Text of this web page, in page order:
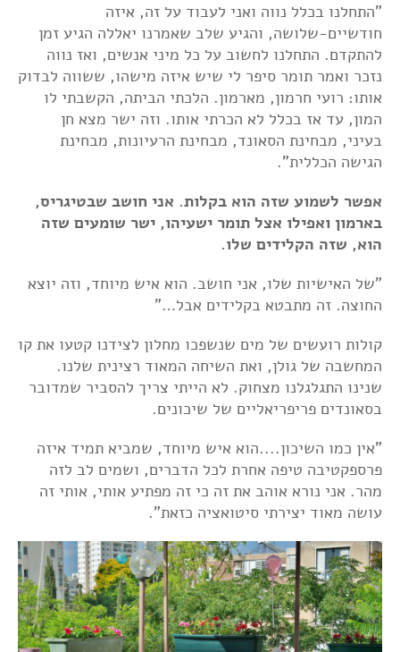
"התחלנו בכלל נווה ואני לעבוד על זה, איזה
חודשיים-שלושה, והגיע שלב שאמרנו יאללה הגיע זמן
להתקדם. התחלנו לחשוב על כל מיני אנשים, ואז נווה
נזכר ואמר תומר סיפר לי שיש איזה מישהו, ששווה לבדוק
אותו: רועי חרמון, מארמון. הלכתי הביתה, הקשבתי לו
המון, עד אז בכלל לא הכרתי אותו. וזה ישר מצא חן
בעיני, מבחינת הסאונד, מבחינת הרעיונות, מבחינת
הגישה הכללית".
אפשר לשמוע שזה הוא בקלות. אני חושב שבטיגריס,
בארמון ואפילו אצל תומר ישעיהו, ישר שומעים שזה
הוא, שזה הקלידים שלו.
"של האישיות שלו, אני חושב. הוא איש מיוחד, וזה יוצא
החוצה. זה מתבטא בקלידים אבל…"
קולות רועשים של מים שנשפכו מחלון לצידנו קטעו את קו
המחשבה של גולן, ואת השיחה המאוד רצינית שלנו.
שנינו התגלגלנו מצחוק. לא הייתי צריך להסביר שמדובר
בסאונדים פריפריאליים של שיכונים.
"אין כמו השיכון....הוא איש מיוחד, שמביא תמיד איזה
פרספקטיבה טיפה אחרת לכל הדברים, ושמים לב לזה
מהר. אני נורא אוהב את זה כי זה מפתיע אותי, אותי זה
עושה מאוד יצירתי סיטואציה כזאת".